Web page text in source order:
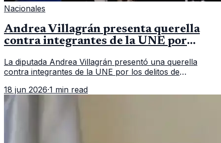
Nacionales
Andrea Villagrán presenta querella
contra integrantes de la UNE por
La diputada Andrea Villagrán presentó una querella
contra integrantes de la UNE por los delitos de
18 jun 2026·1 min read